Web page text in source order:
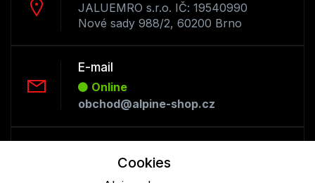
JALUEMRO s.r.o. IČ: 19540990
Nové sady 988/2, 60200 Brno
E-mail
Online
obchod@alpine-shop.cz
OfflineCookies